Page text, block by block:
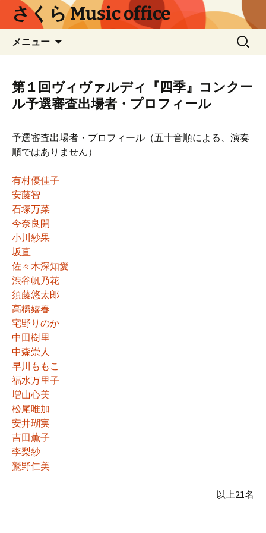
さくら Music office
メニュー
検
索:
第１回ヴィヴァルディ『四季』コンクー
ル予選審査出場者・プロフィール
予選審査出場者・プロフィール（五十音順による、演奏
順ではありません）
有村優佳子
安藤智
石塚万菜
今奈良開
小川紗果
坂直
佐々木深知愛
渋谷帆乃花
須藤悠太郎
高橋嬉春
宅野りのか
中田樹里
中森崇人
早川ももこ
福水万里子
増山心美
松尾唯加
安井瑚実
吉田薫子
李梨紗
鷲野仁美
以上21名